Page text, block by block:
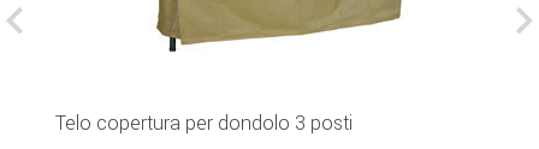
Telo copertura per dondolo 3 posti